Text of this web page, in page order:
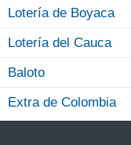
Lotería de Boyaca
Lotería del Cauca
Baloto
Extra de Colombia